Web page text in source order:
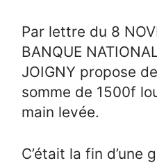
Par lettre du 8
BANQUE
JOIGNY propose
somme de 1500f
main levée.
C’était la fin d’une